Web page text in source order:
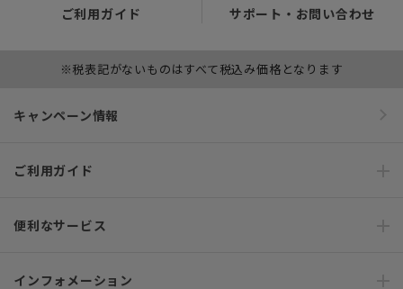
ご利用ガイド サポート・お問い合わせ
※税表記がないものはすべて税込み価格となります
キャンペーン情報
ご利用ガイド
便利なサービス
インフォメーション